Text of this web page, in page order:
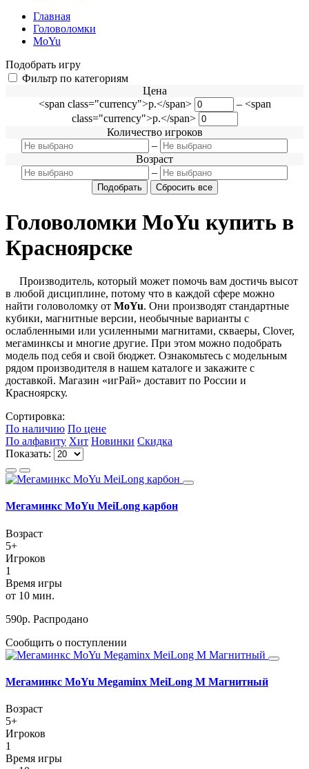
Главная
Головоломки
MoYu
Подобрать игру
Фильтр по категориям
Цена
<span class="currency">р.</span>
– <span
class="currency">р.</span>
Количество игроков
–
Возраст
–
Головоломки MoYu купить в
Красноярске
Производитель, который может помочь вам достичь высот
в любой дисциплине, потому что в каждой сфере можно
найти головоломку от MoYu. Они производят стандартные
кубики, магнитные версии, необычные варианты с
ослабленными или усиленными магнитами, скваеры, Clover,
мегаминксы и многие другие. При этом можно подобрать
модель под себя и свой бюджет. Ознакомьтесь с модельным
рядом производителя в нашем каталоге и закажите с
доставкой. Магазин «игРай» доставит по России и
Красноярску.
Сортировка:
По наличию По цене
По алфавиту Хит Новинки Скидка
Показать:
Мегаминкс MoYu MeiLong карбон
Возраст
5+
Игроков
1
Время игры
от 10 мин.
590р. Распродано
Сообщить о поступлении
Мегаминкс MoYu Megaminx MeiLong M Магнитный
Возраст
5+
Игроков
1
Время игры